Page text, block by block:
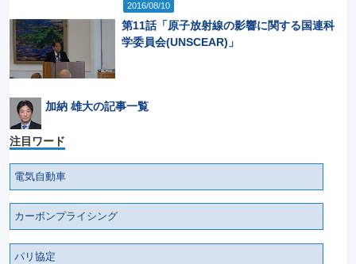
2016/08/10
第11話「原子放射線の影響に関する国連科
学委員会(UNSCEAR)」
加納 雄大の記事一覧
注目ワード
電気自動車
カーボンプライシング
パリ協定